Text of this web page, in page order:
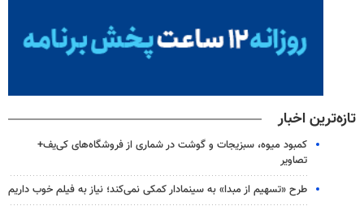
تازه‌ترین اخبار
کمبود میوه، سبزیجات و گوشت در شماری از فروشگاه‌های کی‌یف+
تصاویر
طرح «تسهیم از مبدا» به سینمادار کمکی نمی‌کند؛ نیاز به فیلم خوب داریم